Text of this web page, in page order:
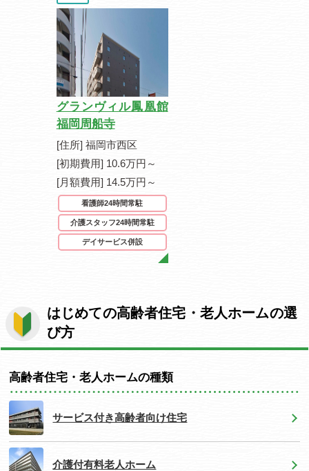
グランヴィル鳳凰館
福岡周船寺
[住所] 福岡市西区
[初期費用] 10.6万円～
[月額費用] 14.5万円～
看護師24時間常駐
介護スタッフ24時間常駐
デイサービス併設
はじめての高齢者住宅・老人ホームの選
び方
高齢者住宅・老人ホームの種類
サービス付き高齢者向け住宅
介護付有料老人ホーム